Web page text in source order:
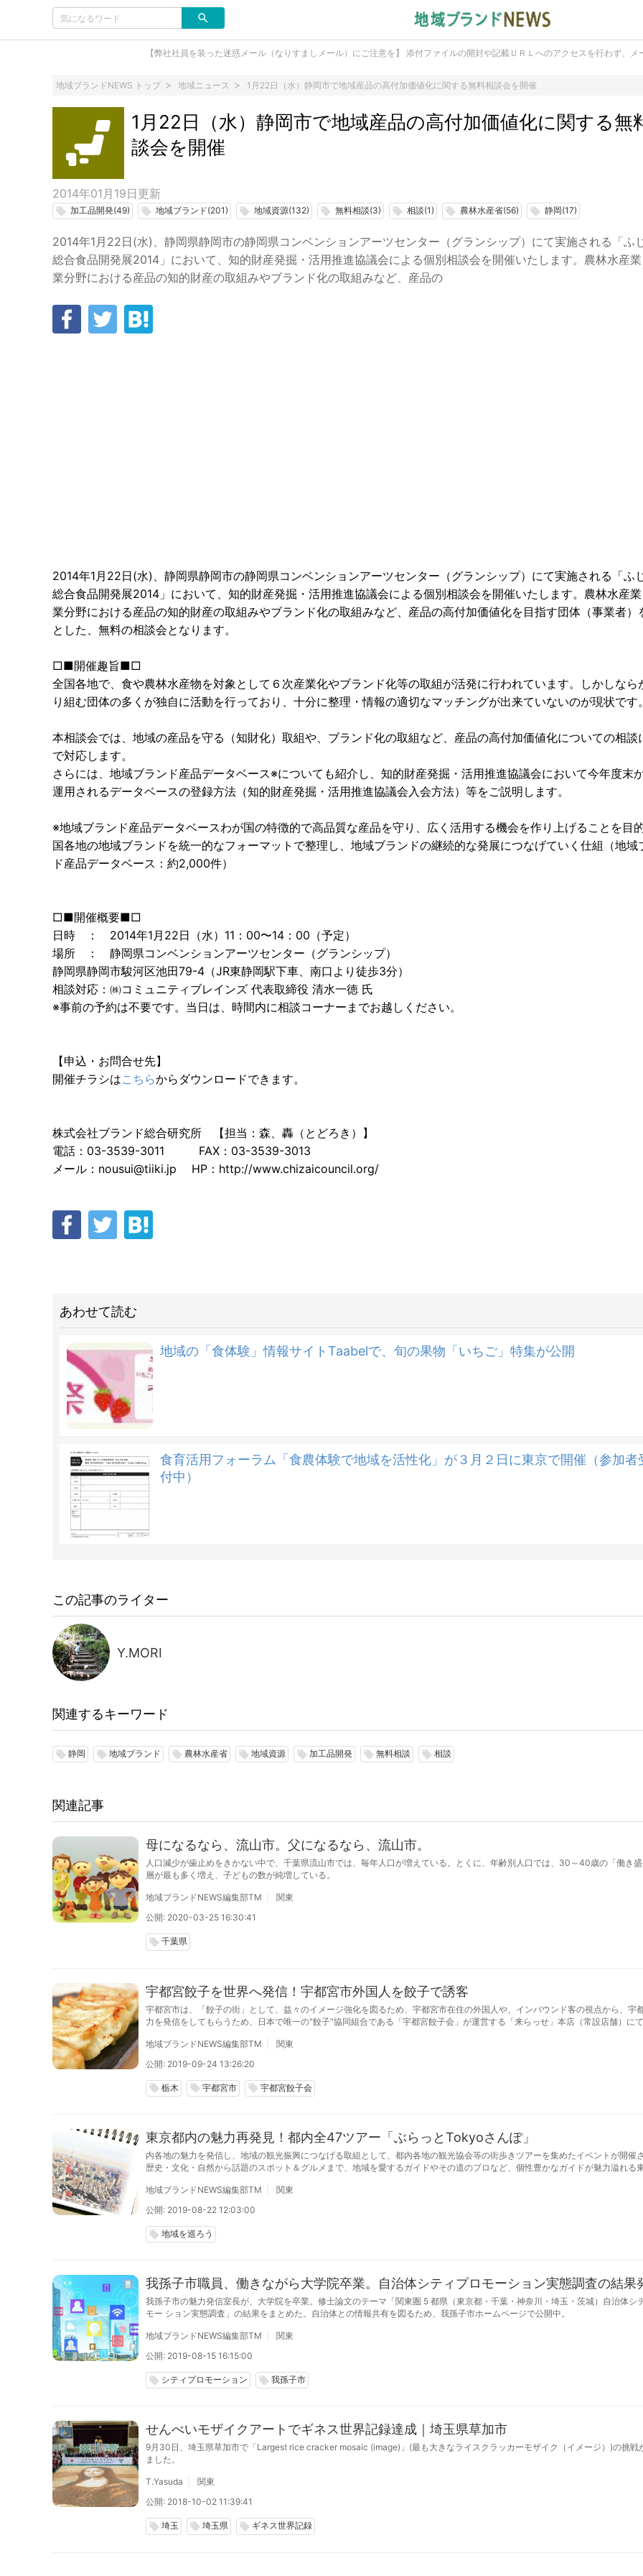
【弊社社員を装った迷惑メール（なりすましメール）にご注意を】 添付ファイルの開封や記載ＵＲＬへのアクセスを行わず、
地域ブランドNEWS トップ 地域ニュース 1月22日（水）静岡市で地域産品の高付加価値化に関する無料相談会を開催
1月22日（水）静岡市で地域産品の高付加価値化に関する無
談会を開催
2014年01月19日 更新
local_offer 加工品開発(49) local_offer 地域ブランド(201) local_offer 地域資源(132) local_offer 無料相談(3) local_offer 相談(1) local_offer 農林水産省(56) local_offer 静岡(17)
2014年1月22日(水)、静岡県静岡市の静岡県コンベンションアーツセンター（グランシップ）にて実施される「ふ
総合食品開発展2014」において、知的財産発掘・活用推進協議会による個別相談会を開催いたします。農林水産
業分野における産品の知的財産の取組みやブランド化の取組みなど、産品の
2014年1月22日(水)、静岡県静岡市の静岡県コンベンションアーツセンター（グランシップ）にて実施される「ふ
総合食品開発展2014」において、知的財産発掘・活用推進協議会による個別相談会を開催いたします。農林水産
業分野における産品の知的財産の取組みやブランド化の取組みなど、産品の高付加価値化を目指す団体（事業者）
とした、無料の相談会となります。
□■開催趣旨■□
全国各地で、食や農林水産物を対象として６次産業化やブランド化等の取組が活発に行われています。しかしなら
り組む団体の多くが独自に活動を行っており、十分に整理・情報の適切なマッチングが出来ていないのが現状です
本相談会では、地域の産品を守る（知財化）取組や、ブランド化の取組など、産品の高付加価値化についての相談
で対応します。
さらには、地域ブランド産品データベース※についても紹介し、知的財産発掘・活用推進協議会において今年度末
運用されるデータベースの登録方法（知的財産発掘・活用推進協議会入会方法）等をご説明します。
※地域ブランド産品データベースわが国の特徴的で高品質な産品を守り、広く活用する機会を作り上げることを目
国各地の地域ブランドを統一的なフォーマットで整理し、地域ブランドの継続的な発展につなげていく仕組（地域
ド産品データベース：約2,000件）
□■開催概要■□
日時 ： 2014年1月22日（水）11：00〜14：00（予定）
場所 ： 静岡県コンベンションアーツセンター（グランシップ）
静岡県静岡市駿河区池田79-4（JR東静岡駅下車、南口より徒歩3分）
相談対応：㈱コミュニティブレインズ 代表取締役 清水一徳 氏
※事前の予約は不要です。当日は、時間内に相談コーナーまでお越しください。
【申込・お問合せ先】
開催チラシはこちらからダウンロードできます。
株式会社ブランド総合研究所 【担当：森、轟（とどろき）】
電話：03-3539-3011 FAX：03-3539-3013
メール：nousui@tiiki.jp HP：http://www.chizaicouncil.org/
あわせて読む
地域の「食体験」情報サイトTaabelで、旬の果物「いちご」特集が公開
食育活用フォーラム「食農体験で地域を活性化」が３月２日に東京で開催（参加者
付中）
この記事のライター
Y.MORI
関連するキーワード
local_offer 静岡 local_offer 地域ブランド local_offer 農林水産省 local_offer 地域資源 local_offer 加工品開発 local_offer 無料相談 local_offer 相談
関連記事
母になるなら、流山市。父になるなら、流山市。
人口減少が歯止めをきかない中で、千葉県流山市では、毎年人口が増えている。とくに、年齢別人口では、30～40歳の「働き
層が最も多く増え、子どもの数が純増している。
地域ブランドNEWS編集部TM
関東
公開: 2020-03-25 16:30:41
local_offer 千葉県
宇都宮餃子を世界へ発信！宇都宮市外国人を餃子で誘客
宇都宮市は、「餃子の街」として、益々のイメージ強化を図るため、宇都宮市在住の外国人や、インバウンド客の視点から、宇
力を発信をしてもらうため、日本で唯一の"餃子"協同組合である「宇都宮餃子会」が運営する「来らっせ」本店（常設店舗）に
地域ブランドNEWS編集部TM
関東
公開: 2019-09-24 13:26:20
local_offer 栃木 local_offer 宇都宮市 local_offer 宇都宮餃子会
東京都内の魅力再発見！都内全47ツアー「ぶらっとTokyoさんぽ」
内各地の魅力を発信し、地域の観光振興につなげる取組として、都内各地の観光協会等の街歩きツアーを集めたイベントが開催
歴史・文化・自然から話題のスポット＆グルメまで、地域を愛するガイドやその道のプロなど、個性豊かなガイドが魅力溢れる
地域ブランドNEWS編集部TM
関東
公開: 2019-08-22 12:03:00
local_offer 地域を巡ろう
我孫子市職員、働きながら大学院卒業。自治体シティプロモーション実態調査の結果
我孫子市の魅力発信室長が、大学院を卒業。修士論文のテーマ「関東圏 5 都県（東京都・千葉・神奈川・埼玉・茨城）自治体シ
モー ション実態調査」の結果をまとめた。自治体との情報共有を図るため、我孫子市ホームページで公開中。
地域ブランドNEWS編集部TM
関東
公開: 2019-08-15 16:15:00
local_offer シティプロモーション local_offer 我孫子市
せんべいモザイクアートでギネス世界記録達成｜埼玉県草加市
9月30日、埼玉県草加市で「Largest rice cracker mosaic (image)」(最も大きなライスクラッカーモザイク（イメージ）)の挑戦
ました。
T.Yasuda
関東
公開: 2018-10-02 11:39:41
local_offer 埼玉 local_offer 埼玉県 local_offer ギネス世界記録